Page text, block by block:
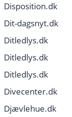
Disposition.dk
Dit-dagsnyt.dk
Ditledlys.dk
Ditledlys.dk
Ditledlys.dk
Divecenter.dk
Djævlehue.dk